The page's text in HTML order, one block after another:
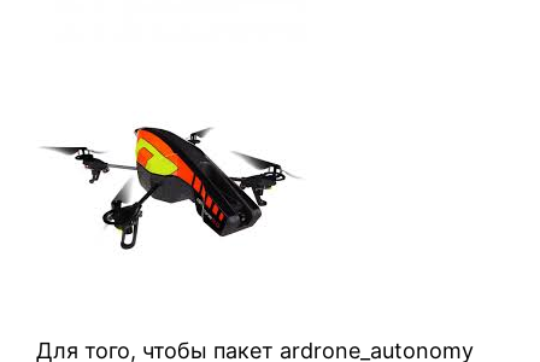
Для того, чтобы пакет ardrone_autonomy